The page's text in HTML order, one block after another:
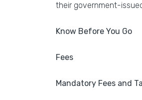
their government-
Know Before You Go
Fees
Mandatory Fees and